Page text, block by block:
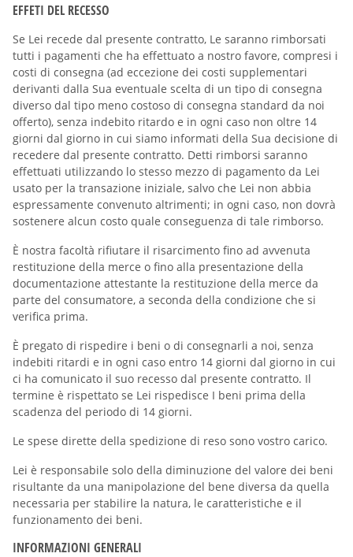
EFFETI DEL RECESSO
Se Lei recede dal presente contratto, Le saranno rimborsati
tutti i pagamenti che ha effettuato a nostro favore, compresi i
costi di consegna (ad eccezione dei costi supplementari
derivanti dalla Sua eventuale scelta di un tipo di consegna
diverso dal tipo meno costoso di consegna standard da noi
offerto), senza indebito ritardo e in ogni caso non oltre 14
giorni dal giorno in cui siamo informati della Sua decisione di
recedere dal presente contratto. Detti rimborsi saranno
effettuati utilizzando lo stesso mezzo di pagamento da Lei
usato per la transazione iniziale, salvo che Lei non abbia
espressamente convenuto altrimenti; in ogni caso, non dovrà
sostenere alcun costo quale conseguenza di tale rimborso.
È nostra facoltà rifiutare il risarcimento fino ad avvenuta
restituzione della merce o fino alla presentazione della
documentazione attestante la restituzione della merce da
parte del consumatore, a seconda della condizione che si
verifica prima.
È pregato di rispedire i beni o di consegnarli a noi, senza
indebiti ritardi e in ogni caso entro 14 giorni dal giorno in cui
ci ha comunicato il suo recesso dal presente contratto. Il
termine è rispettato se Lei rispedisce I beni prima della
scadenza del periodo di 14 giorni.
Le spese dirette della spedizione di reso sono vostro carico.
Lei è responsabile solo della diminuzione del valore dei beni
risultante da una manipolazione del bene diversa da quella
necessaria per stabilire la natura, le caratteristiche e il
funzionamento dei beni.
INFORMAZIONI GENERALI